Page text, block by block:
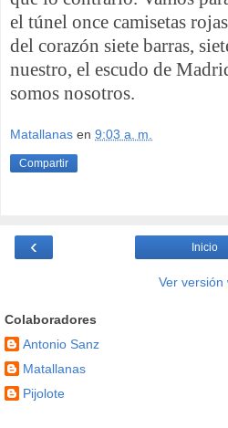
el túnel once camisetas
del corazón siete barras,
nuestro, el escudo de
somos nosotros.
Matallanas en 9:03 a. m.
Compartir
‹ Inicio
Ver versión
Colaboradores
Antonio Sanz
Matallanas
Pijolote